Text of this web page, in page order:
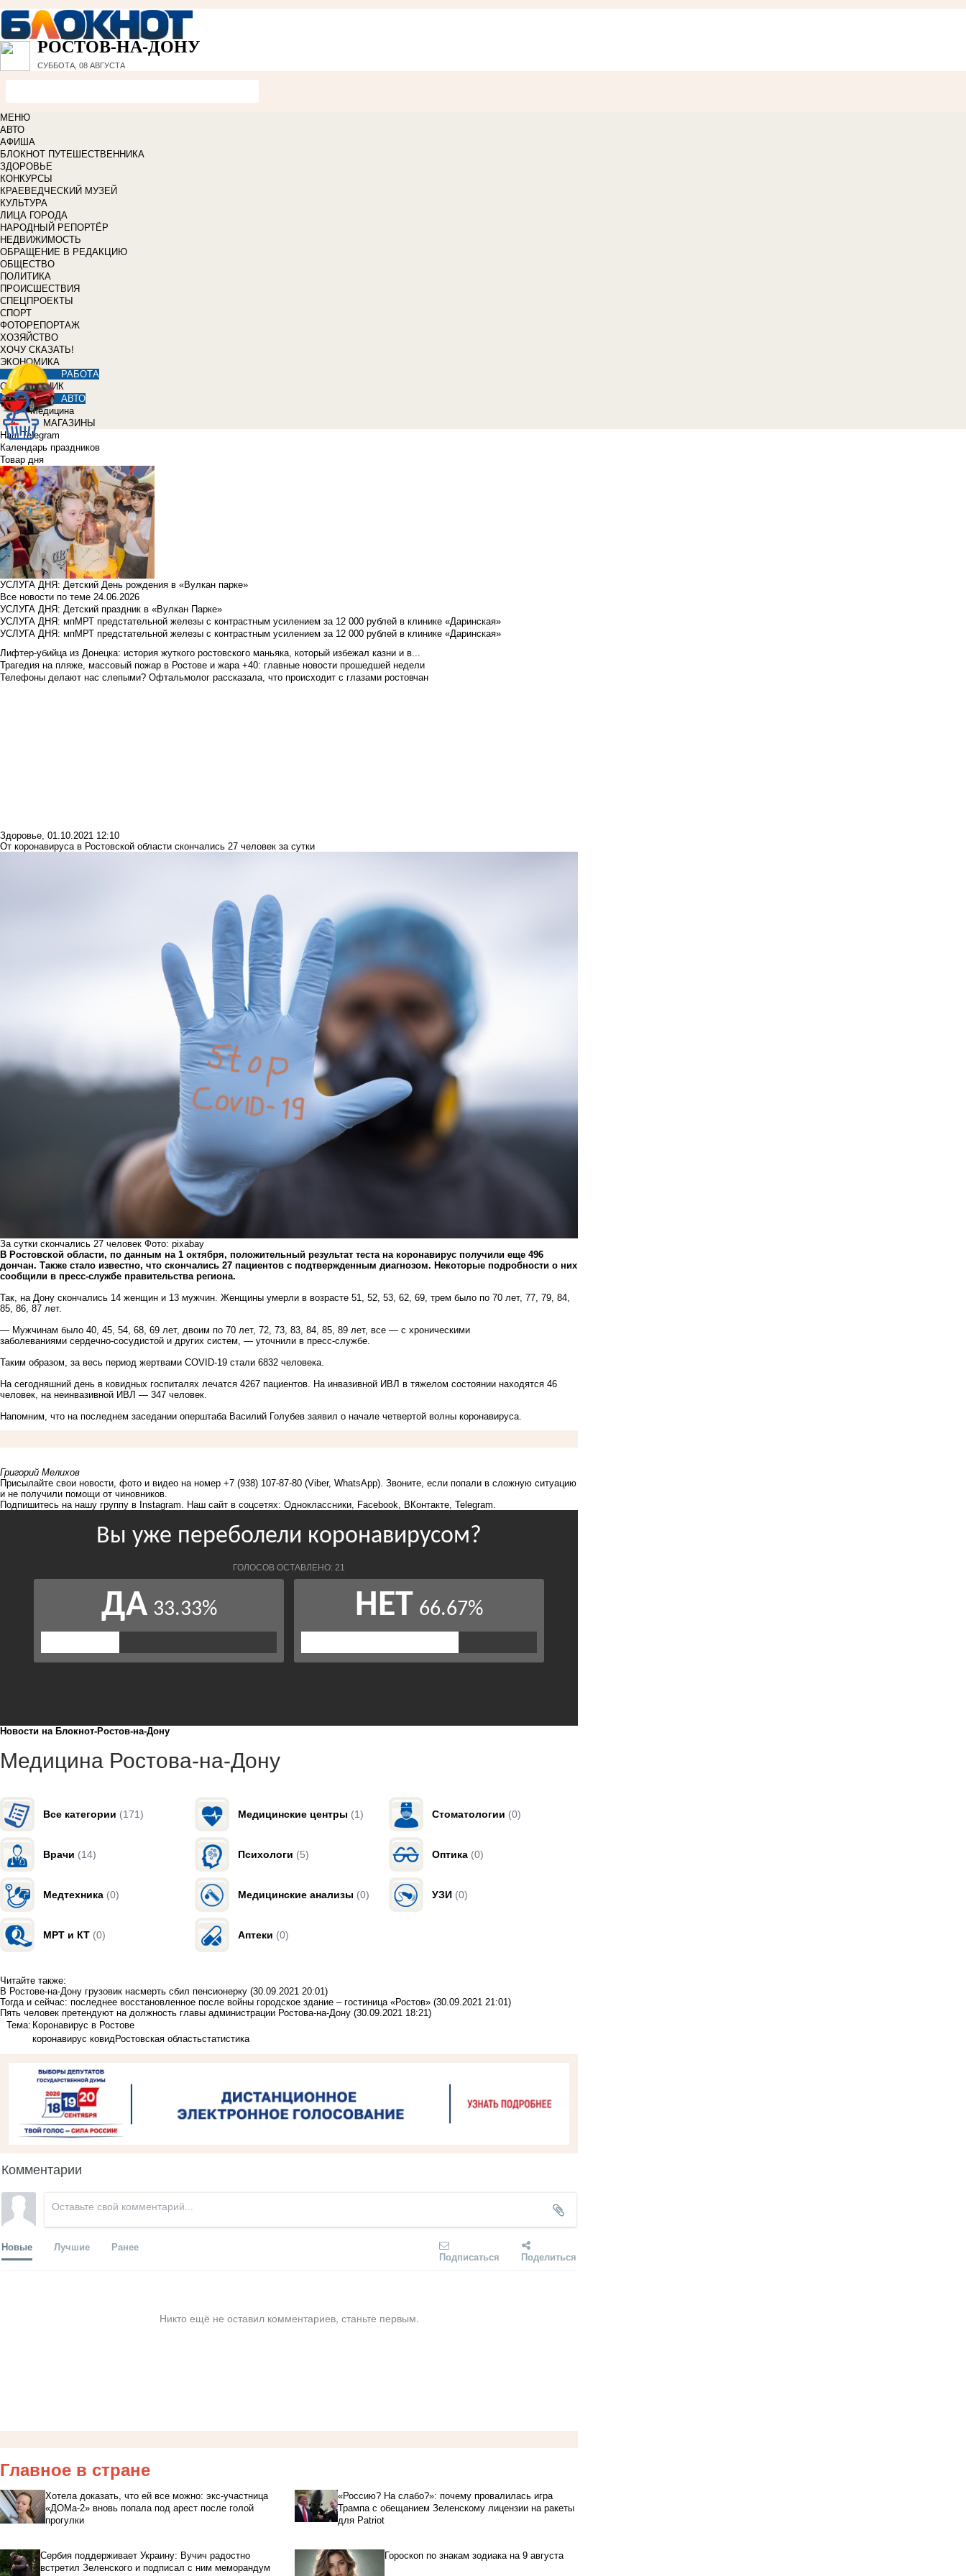
РОСТОВ-НА-ДОНУ
СУББОТА, 08 АВГУСТА
МЕНЮ
АВТО
АФИША
БЛОКНОТ ПУТЕШЕСТВЕННИКА
ЗДОРОВЬЕ
КОНКУРСЫ
КРАЕВЕДЧЕСКИЙ МУЗЕЙ
КУЛЬТУРА
ЛИЦА ГОРОДА
НАРОДНЫЙ РЕПОРТЁР
НЕДВИЖИМОСТЬ
ОБРАЩЕНИЕ В РЕДАКЦИЮ
ОБЩЕСТВО
ПОЛИТИКА
ПРОИСШЕСТВИЯ
СПЕЦПРОЕКТЫ
СПОРТ
ФОТОРЕПОРТАЖ
ХОЗЯЙСТВО
ХОЧУ СКАЗАТЬ!
ЭКОНОМИКА
РАБОТА
СПРАВОЧНИК
АВТО
Медицина
МАГАЗИНЫ
Наш Telegram
Календарь праздников
Товар дня
УСЛУГА ДНЯ: Детский День рождения в «Вулкан парке»
Все новости по теме 24.06.2026
УСЛУГА ДНЯ: Детский праздник в «Вулкан Парке»
УСЛУГА ДНЯ: мпМРТ предстательной железы с контрастным усилением за 12 000 рублей в клинике «Даринская»
УСЛУГА ДНЯ: мпМРТ предстательной железы с контрастным усилением за 12 000 рублей в клинике «Даринская»
Лифтер-убийца из Донецка: история жуткого ростовского маньяка, который избежал казни и в...
Трагедия на пляже, массовый пожар в Ростове и жара +40: главные новости прошедшей недели
Телефоны делают нас слепыми? Офтальмолог рассказала, что происходит с глазами ростовчан
Здоровье, 01.10.2021 12:10
От коронавируса в Ростовской области скончались 27 человек за сутки
За сутки скончались 27 человек Фото: pixabay
В Ростовской области, по данным на 1 октября, положительный результат теста на коронавирус получили еще 496
дончан. Также стало известно, что скончались 27 пациентов с подтвержденным диагнозом. Некоторые подробности о них
сообщили в пресс-службе правительства региона.
Так, на Дону скончались 14 женщин и 13 мужчин. Женщины умерли в возрасте 51, 52, 53, 62, 69, трем было по 70 лет, 77, 79, 84,
85, 86, 87 лет.
— Мужчинам было 40, 45, 54, 68, 69 лет, двоим по 70 лет, 72, 73, 83, 84, 85, 89 лет, все — с хроническими
заболеваниями сердечно-сосудистой и других систем, — уточнили в пресс-службе
Таким образом, за весь период жертвами COVID-19 стали 6832 человека.
На сегодняшний день в ковидных госпиталях лечатся 4267 пациентов. На инвазивной ИВЛ в тяжелом состоянии находятся 46
человек, на неинвазивной ИВЛ — 347 человек.
Напомним, что на последнем заседании оперштаба Василий Голубев заявил о начале четвертой волны коронавируса.
Григорий Мелихов
Присылайте свои новости, фото и видео на номер +7 (938) 107-87-80 (Viber, WhatsApp). Звоните, если попали в сложную ситуацию
и не получили помощи от чиновников.
Подпишитесь на нашу группу в Instagram . Наш сайт в соцсетях: Одноклассники Facebook ВКонтакте Telegram
Новости на Блoкнoт-Ростов-на-Дону
Медицина Ростова-на-Дону
Все категории (171) Медицинские центры (1) Стоматологии (0)
Врачи (14) Психологи (5) Оптика (0)
Медтехника (0) Медицинские анализы (0) УЗИ (0)
МРТ и КТ (0) Аптеки (0)
Читайте также:
В Ростове-на-Дону грузовик насмерть сбил пенсионерку (30.09.2021 20:01)
Тогда и сейчас: последнее восстановленное после войны городское здание – гостиница «Ростов» (30.09.2021 21:01)
Пять человек претендуют на должность главы администрации Ростова-на-Дону (30.09.2021 18:21)
Тема: Коронавирус в Ростове
коронавирус ковидРостовская областьстатистика
Комментарии
Новые Лучшие Ранее
Подписаться Поделиться
Никто ещё не оставил комментариев, станьте первым.
Главное в стране
Хотела доказать, что ей все можно: экс-участница
«ДОМа-2» вновь попала под арест после голой
прогулки
«Россию? На слабо?»: почему провалилась игра
Трампа с обещанием Зеленскому лицензии на ракеты
для Patriot
Сербия поддерживает Украину: Вучич радостно
встретил Зеленского и подписал с ним меморандум
Гороскоп по знакам зодиака на 9 августа